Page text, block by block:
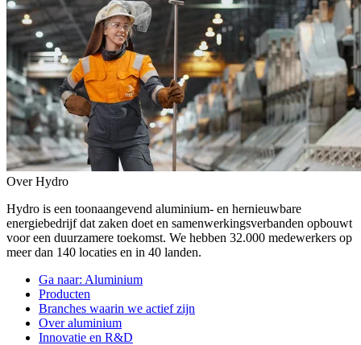
Over Hydro
Hydro is een toonaangevend aluminium- en hernieuwbare
energiebedrijf dat zaken doet en samenwerkingsverbanden opbouwt
voor een duurzamere toekomst. We hebben 32.000 medewerkers op
meer dan 140 locaties en in 40 landen.
Ga naar: Aluminium
Producten
Branches waarin we actief zijn
Over aluminium
Innovatie en R&D